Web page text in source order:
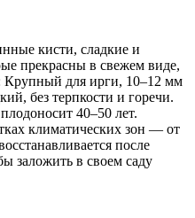
кисти, сладкие и
прекрасны в свежем виде,
Крупный для ирги, 10–12 мм
без терпкости и горечи.
40–50 лет.
климатических зон — от
после
заложить в своем саду